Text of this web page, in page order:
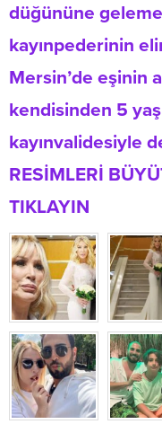
düğününe
kayınpederinin
Mersin’de eşinin
kendisinden 5
kayınvalidesiyle
RESİMLERİ
TIKLAYIN